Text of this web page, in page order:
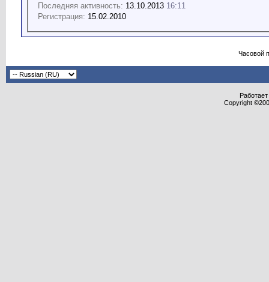
Последняя активность: 13.10.2013 16:11
Регистрация: 15.02.2010
Часовой
Copyright